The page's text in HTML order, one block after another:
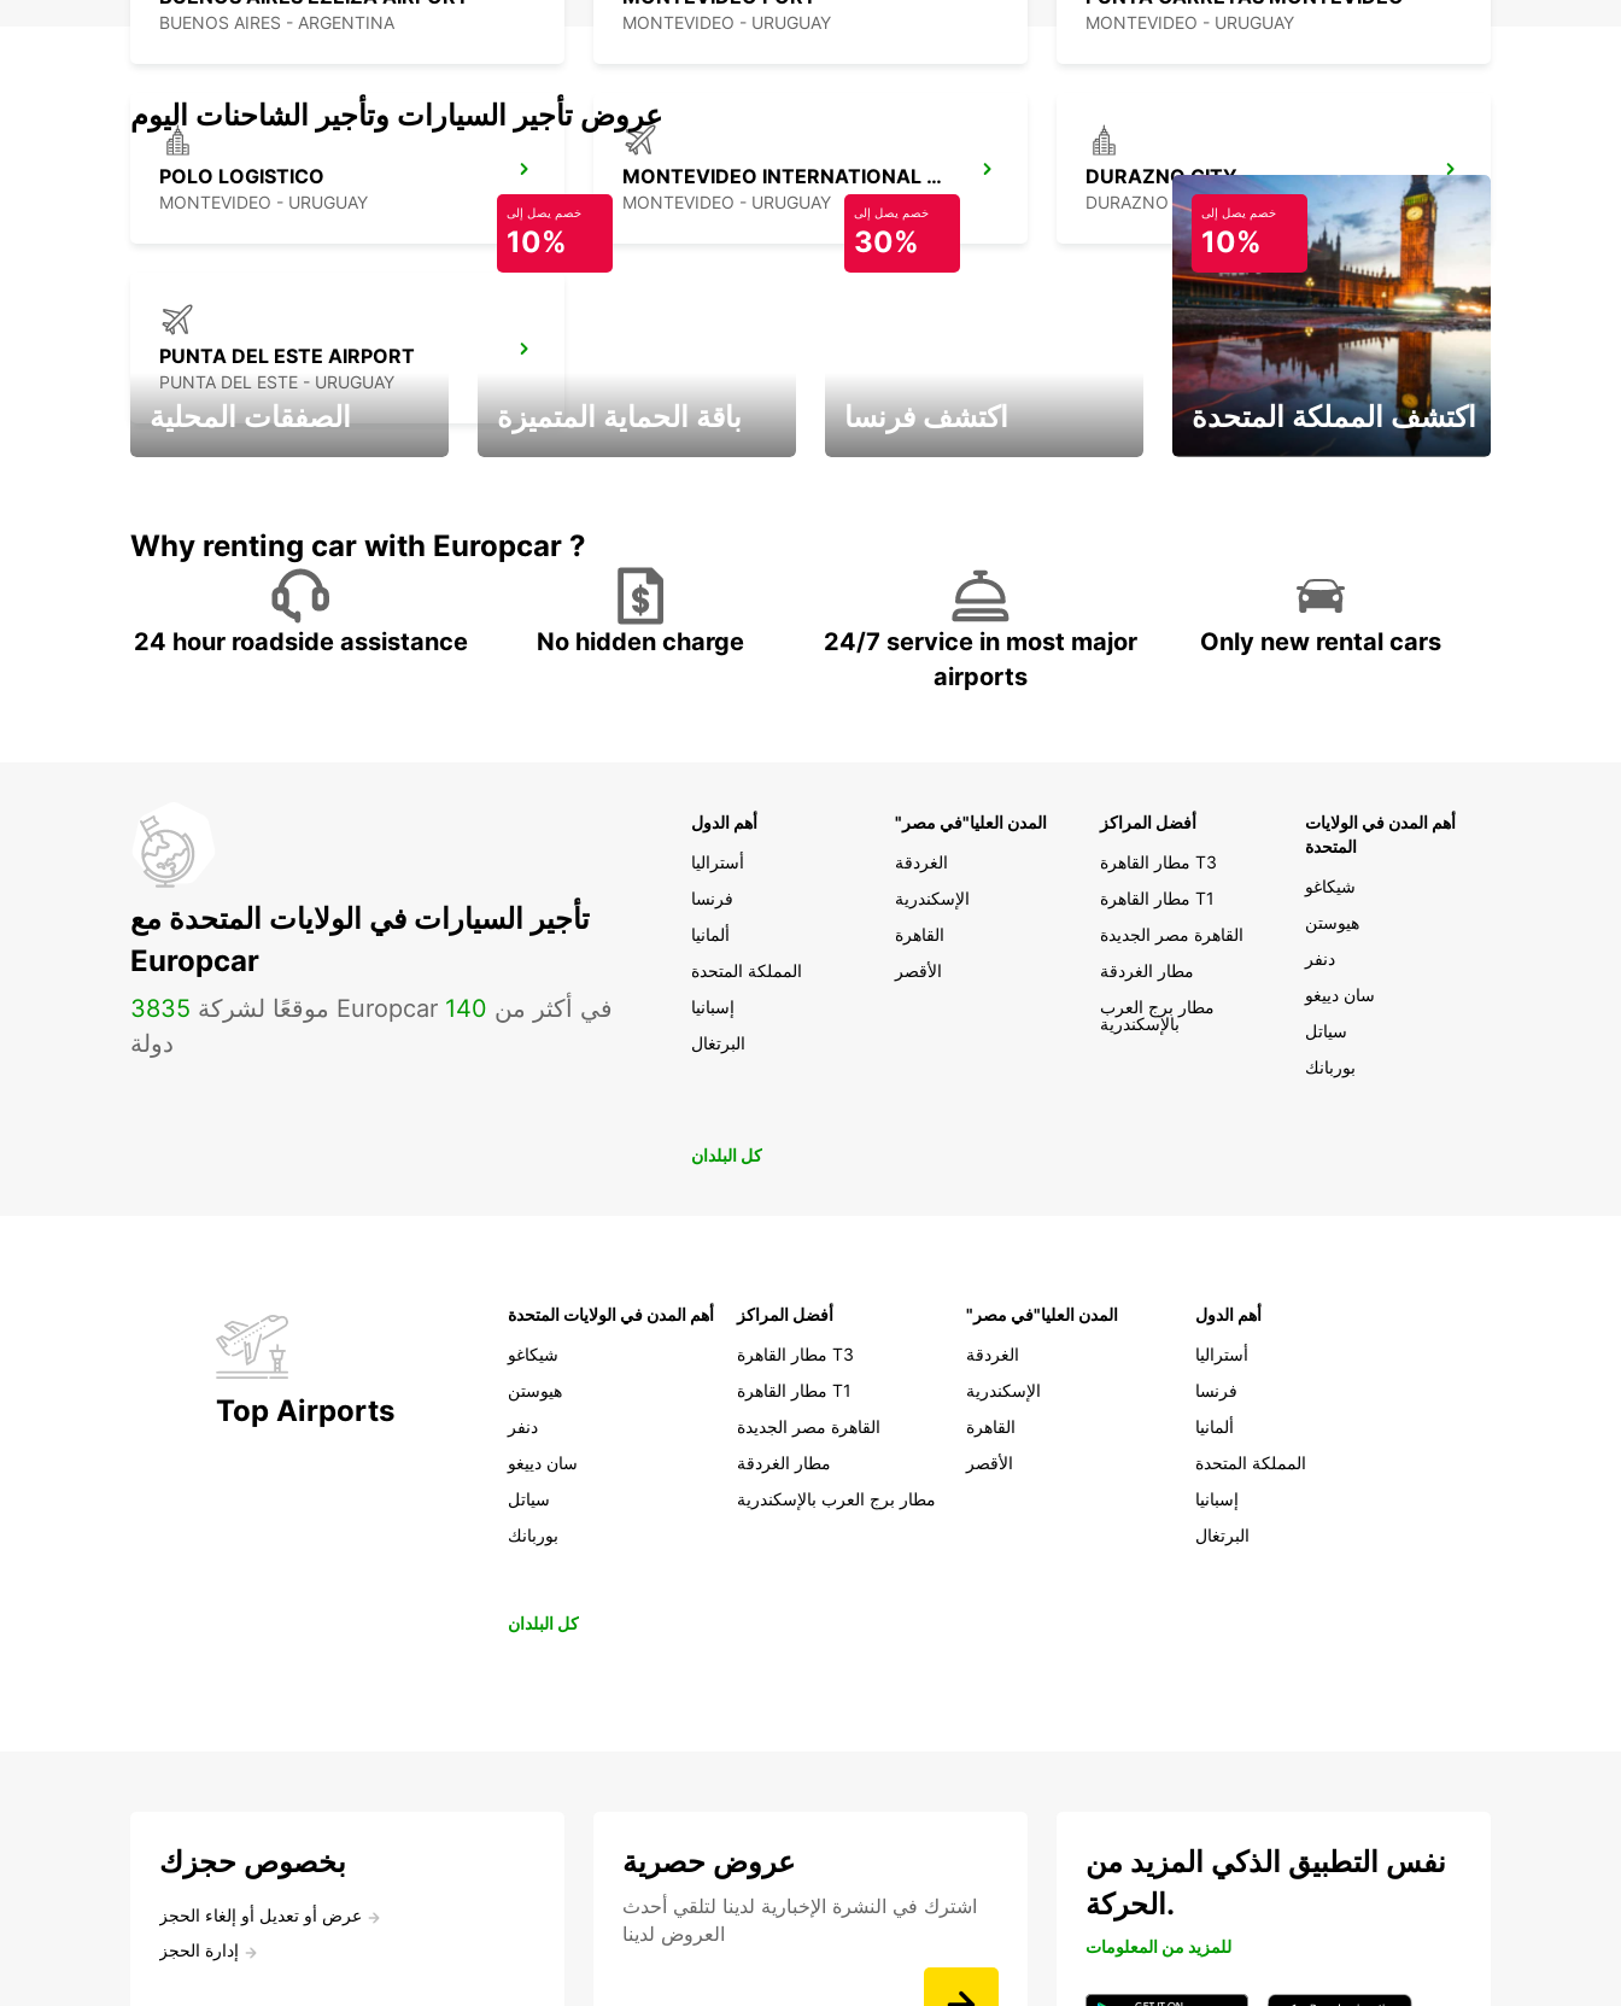
BUENOS AIRES - ARGENTINA MONTEVIDEO - URUGUAY MONTEVIDEO - URUGUAY
POLO LOGISTICO
MONTEVIDEO - URUGUAY
MONTEVIDEO INTERNATIONAL AIRPORT
MONTEVIDEO - URUGUAY
DURAZNO CITY
DURAZNO - URUGUAY
PUNTA DEL ESTE AIRPORT
PUNTA DEL ESTE - URUGUAY
عروض تأجير السيارات وتأجير الشاحنات اليوم
الصفقات المحلية
خصم يصل إلى
10%
باقة الحماية المتميزة
خصم يصل إلى
30%
اكتشف فرنسا
خصم يصل إلى
10%
اكتشف المملكة المتحدة
Why renting car with Europcar ?
24 hour roadside assistance No hidden charge
24/7 service in most major
airports
Only new rental cars
تأجير السيارات في الولايات المتحدة مع
Europcar
3835 موقعًا لشركة Europcar في أكثر من 140
دولة
أهم الدول
أستراليا
فرنسا
ألمانيا
المملكة المتحدة
إسبانيا
البرتغال
"المدن العليا"في مصر
الغردقة
الإسكندرية
القاهرة
الأقصر
أفضل المراكز
مطار القاهرة T3
مطار القاهرة T1
القاهرة مصر الجديدة
مطار الغردقة
مطار برج العرب
بالإسكندرية
أهم المدن في الولايات
المتحدة
شيكاغو
هيوستن
دنفر
سان دييغو
سياتل
بوربانك
كل البلدان
Top Airports
أهم المدن في الولايات المتحدة
شيكاغو
هيوستن
دنفر
سان دييغو
سياتل
بوربانك
أفضل المراكز
مطار القاهرة T3
مطار القاهرة T1
القاهرة مصر الجديدة
مطار الغردقة
مطار برج العرب بالإسكندرية
"المدن العليا"في مصر
الغردقة
الإسكندرية
القاهرة
الأقصر
أهم الدول
أستراليا
فرنسا
ألمانيا
المملكة المتحدة
إسبانيا
البرتغال
كل البلدان
بخصوص حجزك
عرض أو تعديل أو إلغاء الحجز
إدارة الحجز
عروض حصرية
اشترك في النشرة الإخبارية لدينا لتلقي أحدث
العروض لدينا
نفس التطبيق الذكي المزيد من
الحركة.
للمزيد من المعلومات